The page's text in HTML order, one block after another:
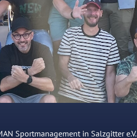
Sportmanagement in Salzgitter e.V.